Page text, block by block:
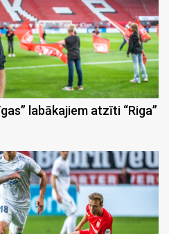
labākajiem atzīti “Riga”